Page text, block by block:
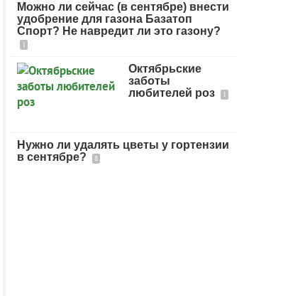
Можно ли сейчас (в сентябре) внести
удобрение для газона Базатоп
Спорт? Не навредит ли это газону?
1
Октябрьские
заботы
любителей роз
1
Нужно ли удалять цветы у гортензии
в сентябре?
8